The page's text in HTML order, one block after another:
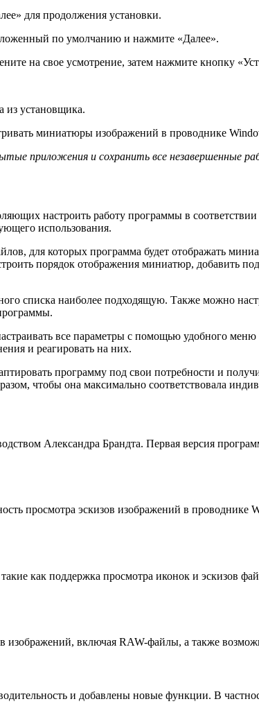
для продолжения установки.
по умолчанию и нажмите «Далее».
на свое усмотрение, затем нажмите кнопку
из установщика.
миниатюры изображений в проводнике
приложения и сохранить все незавершенные
настроить работу программы в
использования.
для которых программа будет отображать
порядок отображения миниатюр, добавить
списка наиболее подходящую. Также можно
все параметры с помощью удобного меню
и реагировать на них.
программу под свои потребности и
чтобы она максимально соответствовала
Александра Брандта. Первая версия
просмотра эскизов изображений в проводнике
как поддержка просмотра иконок и эскизов
включая RAW-файлы, а также
и добавлены новые функции. В